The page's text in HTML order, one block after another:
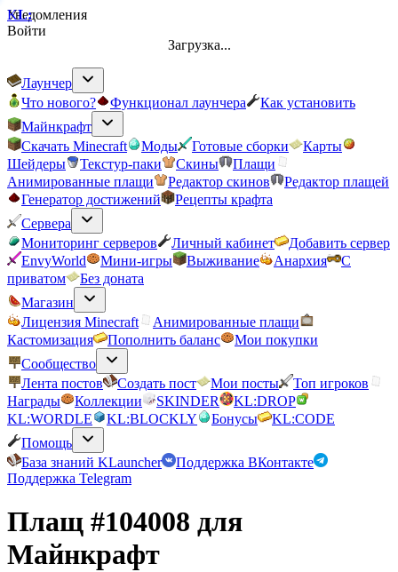
KL:
Войти
Уведомления
Загрузка...
Лаунчер
Что нового?
Функционал лаунчера
Как установить
Майнкрафт
Скачать Minecraft
Моды Готовые сборки
Карты
Шейдеры
Текстур-паки Скины
Плащи
Анимированные плащи
Редактор скинов
Редактор плащей
Генератор достижений
Рецепты крафта
Сервера
Мониторинг серверов
Личный кабинет
Добавить сервер
EnvyWorld
Мини-игры Выживание Анархия
С
приватом
Без доната
Магазин
Лицензия Minecraft
Анимированные плащи
Кастомизация
Пополнить баланс
Мои покупки
Сообщество
Лента постов
Создать пост Мои посты
Топ игроков
Награды
Коллекции SKINDER
KL:DROP
KL:WORDLE
KL:BLOCKLY Бонусы
KL:CODE
Помощь
База знаний KLauncher
Поддержка ВКонтакте
Поддержка Telegram
Плащ #104008 для
Майнкрафт